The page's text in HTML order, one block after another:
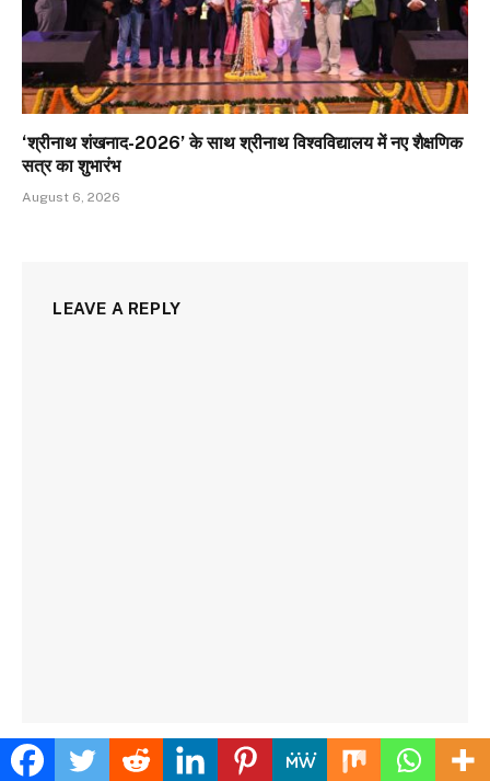
‘श्रीनाथ शंखनाद-2026’ के साथ श्रीनाथ विश्वविद्यालय में नए शैक्षणिक
सत्र का शुभारंभ
August 6, 2026
LEAVE A REPLY